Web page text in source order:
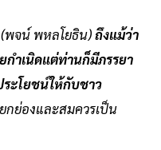
พจน์ พหลโยธิน)ถึงแม้ว่า
กำเนิดแต่ท่านก็มีภรรยา
ะโยชน์ให้กับชาว
กย่องและสมควรเป็น